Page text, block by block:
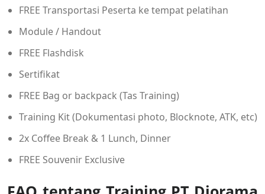
FREE Transportasi Peserta ke tempat pelatihan
Module / Handout
FREE Flashdisk
Sertifikat
FREE Bag or backpack (Tas Training)
Training Kit (Dokumentasi photo, Blocknote, ATK, etc)
2x Coffee Break & 1 Lunch, Dinner
FREE Souvenir Exclusive